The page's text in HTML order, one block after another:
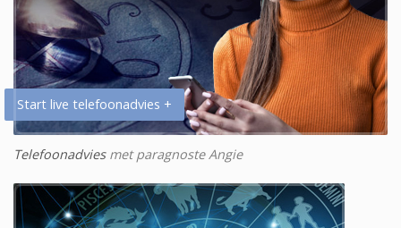
Start live telefoonadvies +
Telefoonadviesmet paragnoste Angie